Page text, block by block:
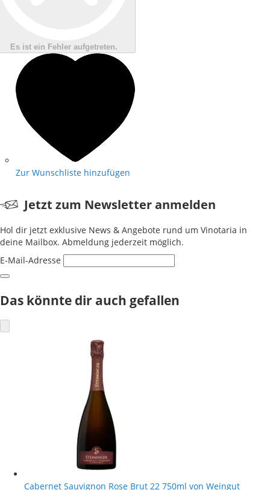
Es ist ein Fehler aufgetreten.
Zur Wunschliste hinzufügen
Jetzt zum Newsletter anmelden
Hol dir jetzt exklusive News & Angebote rund um Vinotaria in
deine Mailbox. Abmeldung jederzeit möglich.
E-Mail-Adresse
Das könnte dir auch gefallen
Cabernet Sauvignon Rose Brut 22 750ml von Weingut